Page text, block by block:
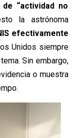
“actividad no
la astrónoma
efectivamente
Unidos siempre
Sin embargo,
o muestra